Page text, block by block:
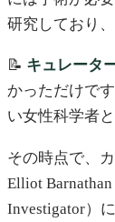
研究しており
📝 キュレータ
かっただけで
い女性科学者
その時点で、
Elliot
Investigator）